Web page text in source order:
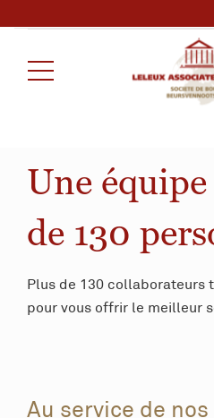
Une
de 130
Plus de 130 collaborateurs
pour vous offrir le meilleur
Au service de